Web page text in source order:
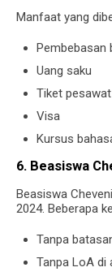
Manfaat yang
Pembebasan
Uang saku
Tiket pesawat
Visa
Kursus
6. Beasiswa
Beasiswa
2024. Beberapa
Tanpa
Tanpa LoA di